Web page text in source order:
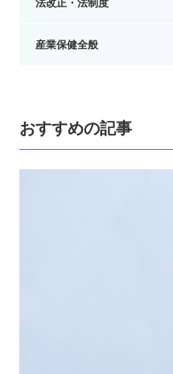
法改正・法制度
産業保健全般
おすすめの記事